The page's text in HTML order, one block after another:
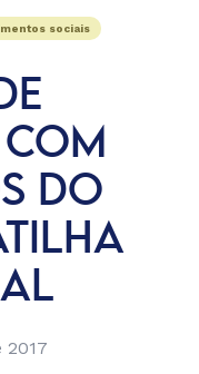
sociais
DO